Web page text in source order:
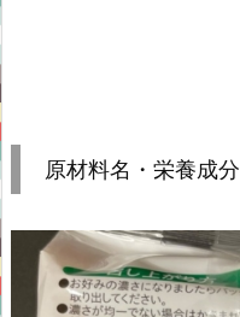
原材料名・栄養成分